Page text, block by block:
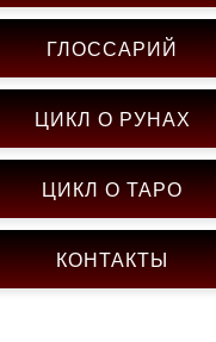
ГЛОССАРИЙ
ЦИКЛ О РУНАХ
ЦИКЛ О ТАРО
КОНТАКТЫ